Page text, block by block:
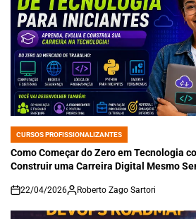
POSTED
IN
CURSOS PROFISSIONALIZANTES
Como Começar do Zero em Tecnologia
Construir uma Carreira Digital Mesmo
on
22/04/2026 Roberto Zago Sartori